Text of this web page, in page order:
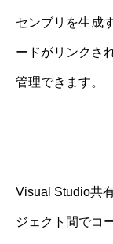
センブリを生成
ードがリンクさ
管理できます。
Visual Studio共
ジェクト間でコ